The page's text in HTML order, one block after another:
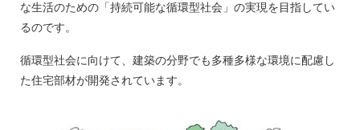
な生活のための「持続可能な循環型社会」の実現を目指してい
るのです。
循環型社会に向けて、建築の分野でも多種多様な環境に配慮し
た住宅部材が開発されています。